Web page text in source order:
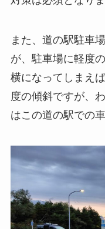
また、道の駅駐車
が、駐車場に軽度
横になってしまえ
度の傾斜ですが、
はこの道の駅での